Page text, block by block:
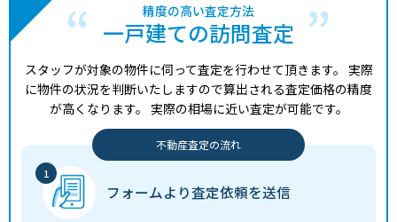
精度の高い査定方法
一戸建ての訪問査定
スタッフが対象の物件に伺って査定を行わせて頂きます。 実際
に物件の状況を判断いたしますので算出される査定価格の精度
が高くなります。 実際の相場に近い査定が可能です。
不動産査定の流れ
フォームより査定依頼を送信